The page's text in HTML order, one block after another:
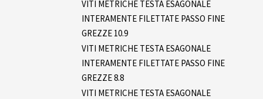
VITI METRICHE TESTA ESAGONALE
INTERAMENTE FILETTATE PASSO FINE
GREZZE 10.9
VITI METRICHE TESTA ESAGONALE
INTERAMENTE FILETTATE PASSO FINE
GREZZE 8.8
VITI METRICHE TESTA ESAGONALE